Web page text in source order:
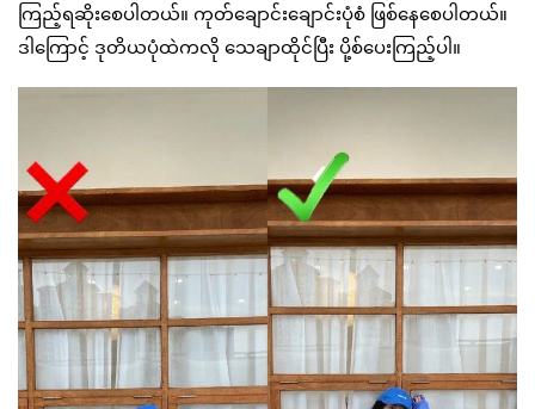
ကြည့်ရဆိုးစေပါတယ်။ ကုတ်ချောင်းချောင်းပုံစံ ဖြစ်နေစေပါတယ်။
ဒါကြောင့် ဒုတိယပုံထဲကလို သေချာထိုင်ပြီး ပို့စ်ပေးကြည့်ပါ။